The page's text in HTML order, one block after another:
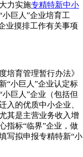
力实施专精特新中小
巨人”企业培育工
业摸排工作有关事项
培育管理暂行办法》
“小巨人”企业认定标
巨人”企业（包括但
入的优质中小企业、
其是主营业务收入增
指标“临界”企业，做
写拟申报专精特新“小